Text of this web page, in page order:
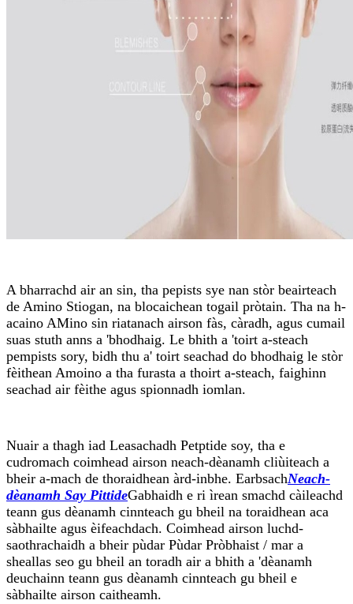
A bharrachd air an sin, tha pepists sye nan stòr beairteach
de Amino Stiogan, na blocaichean togail pròtain. Tha na h-
acaino AMino sin riatanach airson fàs, càradh, agus cumail
suas stuth anns a 'bhodhaig. Le bhith a 'toirt a-steach
pempists sory, bidh thu a' toirt seachad do bhodhaig le stòr
fèithean Amoino a tha furasta a thoirt a-steach, faighinn
seachad air fèithe agus spionnadh iomlan.
Nuair a thagh iad Leasachadh Petptide soy, tha e
cudromach coimhead airson neach-dèanamh cliùiteach a
bheir a-mach de thoraidhean àrd-inbhe. EarbsachNeach-
dèanamh Say PittideGabhaidh e ri ìrean smachd càileachd
teann gus dèanamh cinnteach gu bheil na toraidhean aca
sàbhailte agus èifeachdach. Coimhead airson luchd-
saothrachaidh a bheir pùdar Pùdar Pròbhaist / mar a
sheallas seo gu bheil an toradh air a bhith a 'dèanamh
deuchainn teann gus dèanamh cinnteach gu bheil e
sàbhailte airson caitheamh.